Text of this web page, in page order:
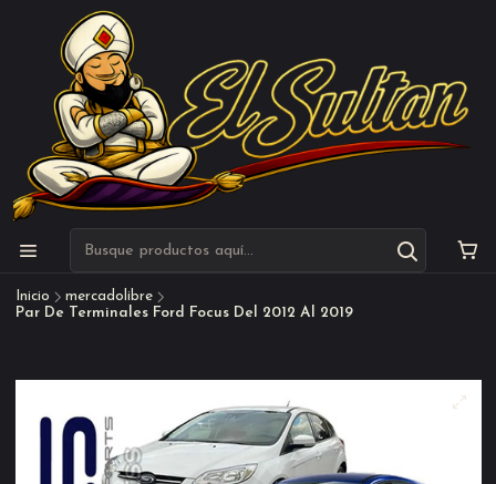
Inicio
mercadolibre
Par De Terminales Ford Focus Del 2012 Al 2019